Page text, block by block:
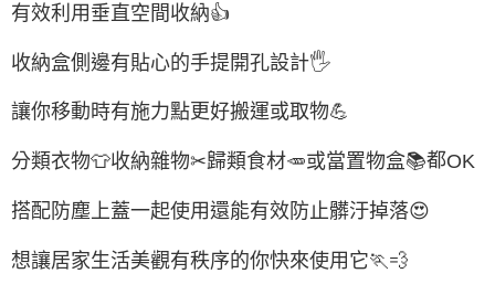
有效利用垂直空間收納👍
收納盒側邊有貼心的手提開孔設計🖐
讓你移動時有施力點更好搬運或取物💪
分類衣物👕收納雜物✂歸類食材🥕或當置物盒📚都OK
搭配防塵上蓋一起使用還能有效防止髒汙掉落😍
想讓居家生活美觀有秩序的你快來使用它🏃💨